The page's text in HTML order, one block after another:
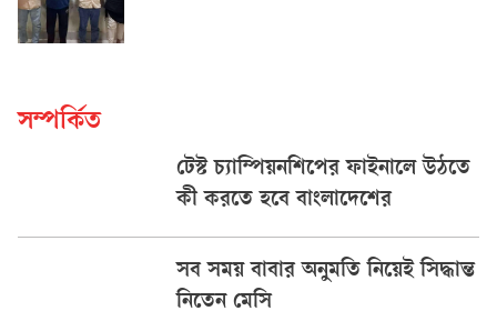
সম্পর্কিত
টেস্ট চ্যাম্পিয়নশিপের ফাইনালে উঠতে
কী করতে হবে বাংলাদেশের
সব সময় বাবার অনুমতি নিয়েই সিদ্ধান্ত
নিতেন মেসি